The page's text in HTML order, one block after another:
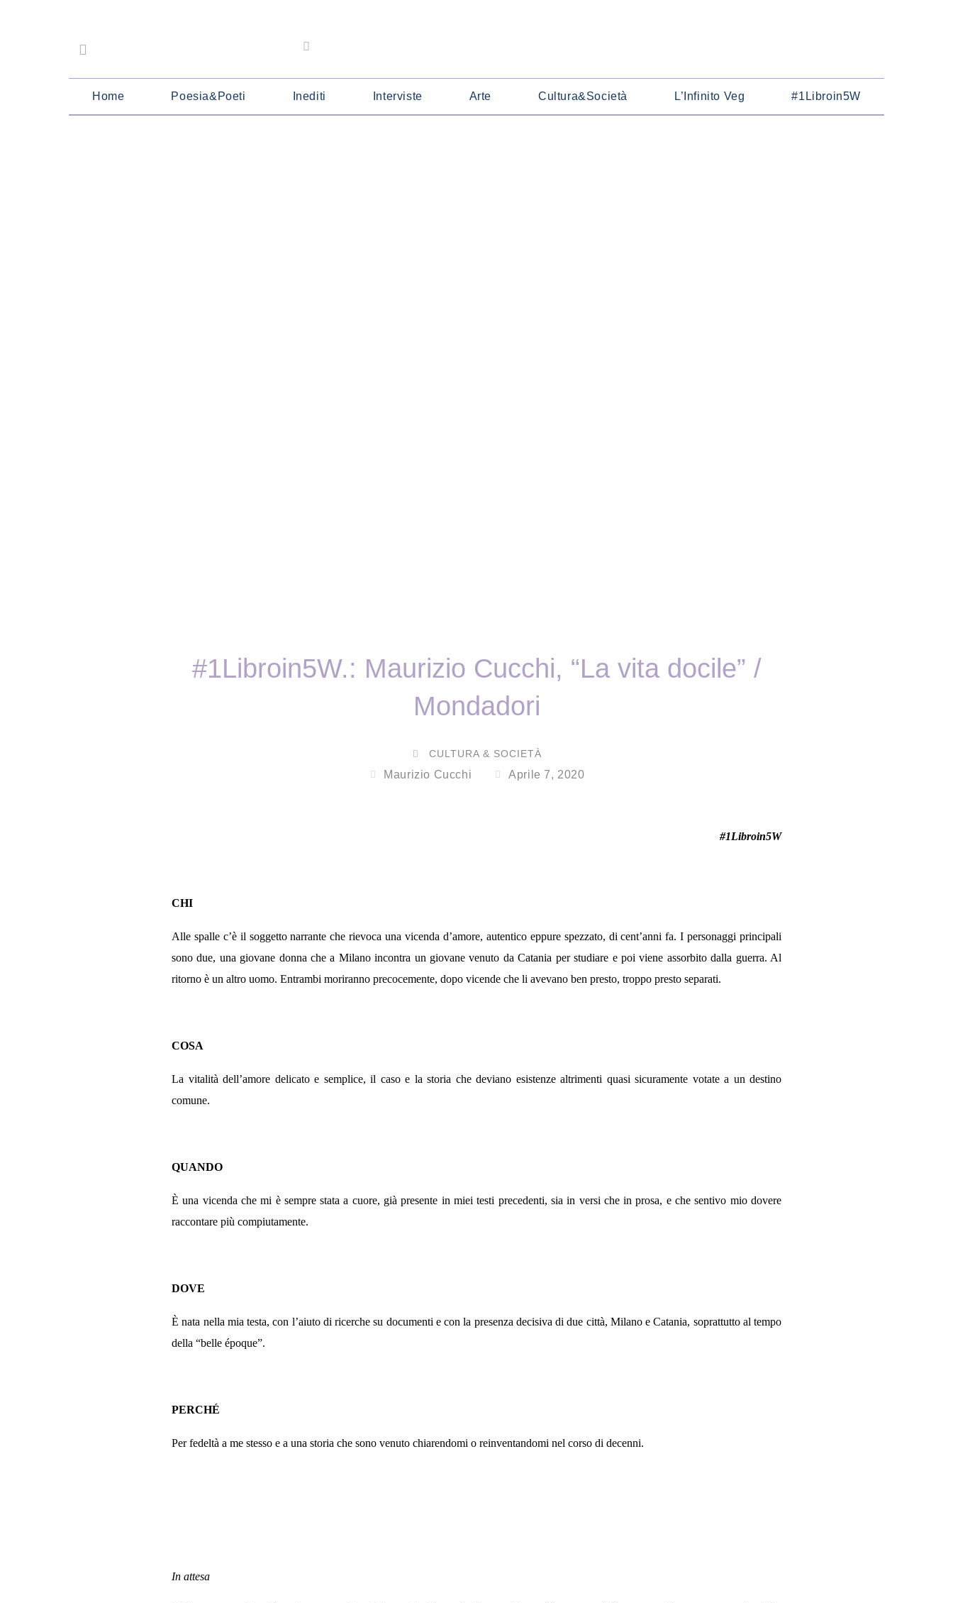
Home Poesia&Poeti Inediti Interviste Arte Cultura&Società L’Infinito Veg #1Libroin5W
#1Libroin5W.: Maurizio Cucchi, “La vita docile” /
Mondadori
CULTURA & SOCIETÀ
Maurizio Cucchi Aprile 7, 2020
#1Libroin5W
CHI
Alle spalle c’è il soggetto narrante che rievoca una vicenda d’amore, autentico eppure spezzato, di cent’anni fa. I personaggi principali
sono due, una giovane donna che a Milano incontra un giovane venuto da Catania per studiare e poi viene assorbito dalla guerra. Al
ritorno è un altro uomo. Entrambi moriranno precocemente, dopo vicende che li avevano ben presto, troppo presto separati.
COSA
La vitalità dell’amore delicato e semplice, il caso e la storia che deviano esistenze altrimenti quasi sicuramente votate a un destino
comune.
QUANDO
È una vicenda che mi è sempre stata a cuore, già presente in miei testi precedenti, sia in versi che in prosa, e che sentivo mio dovere
raccontare più compiutamente.
DOVE
È nata nella mia testa, con l’aiuto di ricerche su documenti e con la presenza decisiva di due città, Milano e Catania, soprattutto al tempo
della “belle époque”.
PERCHÉ
Per fedeltà a me stesso e a una storia che sono venuto chiarendomi o reinventandomi nel corso di decenni.
In attesa